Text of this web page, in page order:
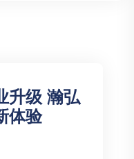
升级 瀚弘
体验